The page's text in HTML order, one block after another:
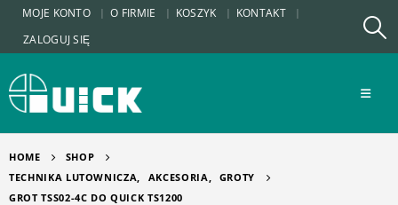
MOJE KONTO O FIRMIE KOSZYK
KONTAKT
ZALOGUJ SIĘ
HOME
SHOP
TECHNIKA LUTOWNICZA, AKCESORIA, GROTY
GROT TSS02-4C DO QUICK TS1200